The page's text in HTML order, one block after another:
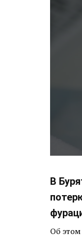
В
Об этом